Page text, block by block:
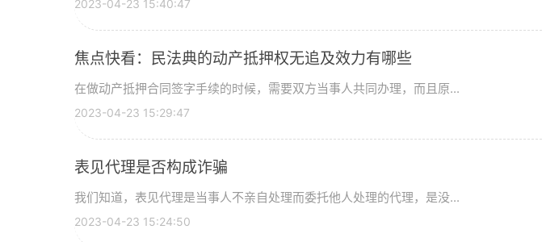
2023-04-23 15:40:47
焦点快看：民法典的动产抵押权无追及效力有哪些
在做动产抵押合同签字手续的时候，需要双方当事人共同办理，而且原...
2023-04-23 15:29:47
表见代理是否构成诈骗
我们知道，表见代理是当事人不亲自处理而委托他人处理的代理，是没...
2023-04-23 15:24:50